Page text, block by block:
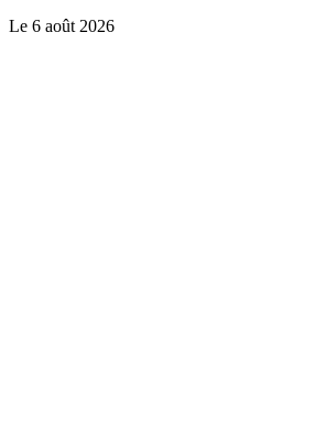
Le 6 août 2026